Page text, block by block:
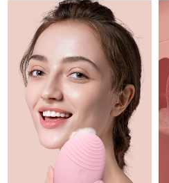
Qatar
Réunion
Rumänien
Ryssland
Saudiarabien
Singapore